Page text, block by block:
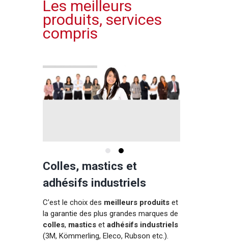
Les meilleurs
produits, services
compris
Colles, mastics et
adhésifs industriels
C’est le choix des meilleurs produits et
la garantie des plus grandes marques de
colles, mastics et adhésifs industriels
(3M, Kömmerling, Eleco, Rubson etc.).